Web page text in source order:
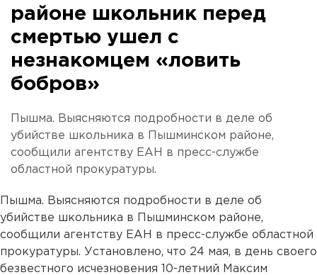
районе школьник перед
смертью ушел с
незнакомцем «ловить
бобров»
Пышма. Выясняются подробности в деле об
убийстве школьника в Пышминском районе,
сообщили агентству ЕАН в пресс-службе
областной прокуратуры.
Пышма. Выясняются подробности в деле об
убийстве школьника в Пышминском районе,
сообщили агентству ЕАН в пресс-службе областной
прокуратуры. Установлено, что 24 мая, в день своего
безвестного исчезновения 10-летний Максим